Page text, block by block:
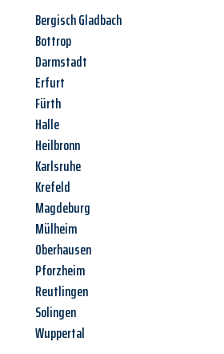
Bergisch Gladbach
Bottrop
Darmstadt
Erfurt
Fürth
Halle
Heilbronn
Karlsruhe
Krefeld
Magdeburg
Mülheim
Oberhausen
Pforzheim
Reutlingen
Solingen
Wuppertal